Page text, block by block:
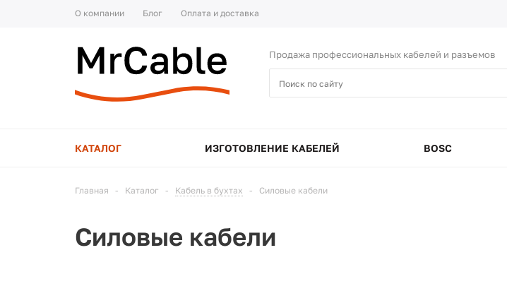
О компании Блог Оплата и доставка
Продажа профессиональных кабелей и разъемов
КАТАЛОГ ИЗГОТОВЛЕНИЕ КАБЕЛЕЙ BOSC
Главная - Каталог - Кабель в бухтах - Силовые кабели
Силовые кабели